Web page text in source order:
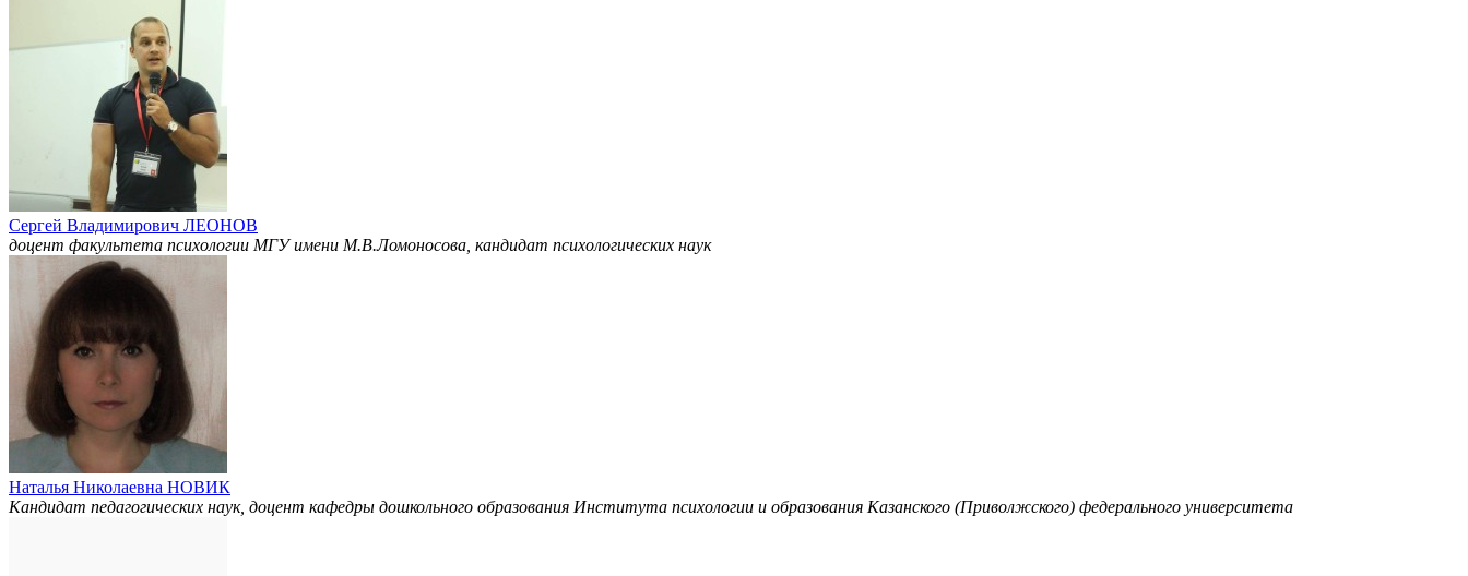
Сергей Владимирович ЛЕОНОВ
доцент факультета психологии МГУ имени М.В.Ломоносова, кандидат психологических наук
Наталья Николаевна НОВИК
Кандидат педагогических наук, доцент кафедры дошкольного образования Института психологии и образования Казанского (Приволжского) федерального университета